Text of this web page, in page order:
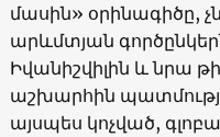
մասին» օրինագիծը,
արևմտյան
Իվանիշվիլին և նրա
աշխարհին
այսպես կոչված,